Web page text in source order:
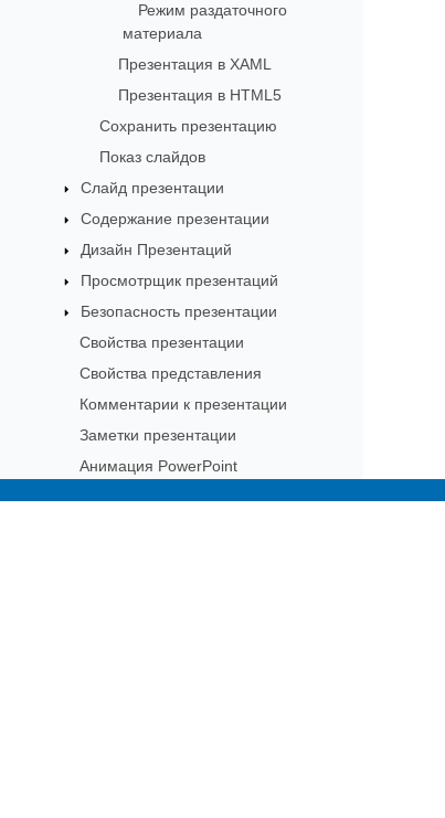
Режим раздаточного
материала
Презентация в XAML
Презентация в HTML5
Сохранить презентацию
Показ слайдов
Слайд презентации
Содержание презентации
Дизайн Презентаций
Просмотрщик презентаций
Безопасность презентации
Свойства презентации
Свойства представления
Комментарии к презентации
Заметки презентации
Анимация PowerPoint